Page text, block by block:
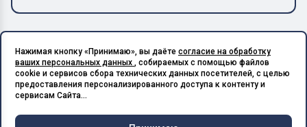
Copyright © 2026 ООО «Металлолом-1». Все права защищены.
Разработано в X-Point.Studio
ИНН: 5003129594 | КПП: 500301001 | ОГРН: 1185027017240
Подпишитесь на Telegram,
получите скидку 20%
Нажимая кнопку «Принимаю», вы даёте согласие на обработку
ваших персональных данных , собираемых с помощью файлов
cookie и сервисов сбора технических данных посетителей, с целью
предоставления персонализированного доступа к контенту и
сервисам Сайта...